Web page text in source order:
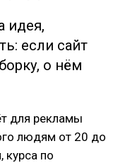
идея,
если сайт
о нём
для рекламы
людям от 20 до
курса по